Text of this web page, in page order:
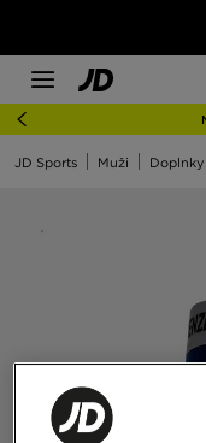
JD Sports Muži Doplnky